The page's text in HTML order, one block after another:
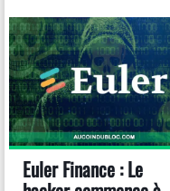
Euler Finance : Le